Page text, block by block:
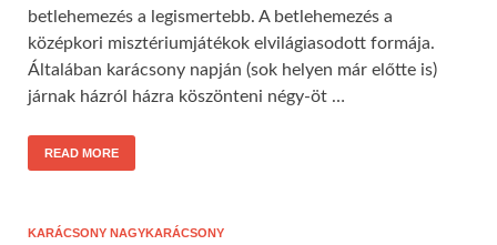
betlehemezés a legismertebb. A betlehemezés a
középkori misztériumjátékok elvilágiasodott formája.
Általában karácsony napján (sok helyen már előtte is)
járnak házról házra köszönteni négy-öt …
READ MORE
KARÁCSONY NAGYKARÁCSONY